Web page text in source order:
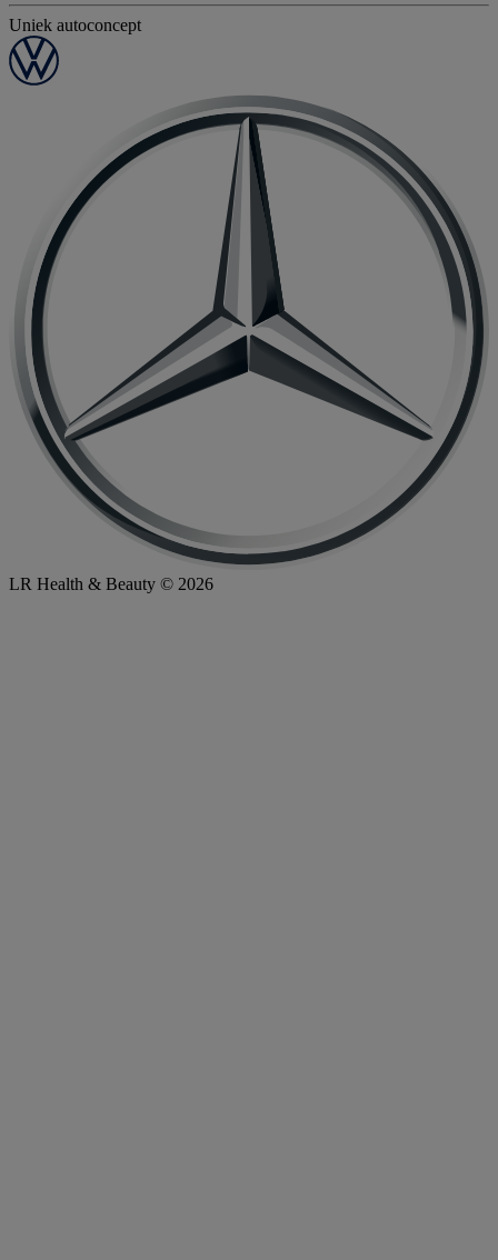
Uniek autoconcept
LR Health & Beauty © 2026